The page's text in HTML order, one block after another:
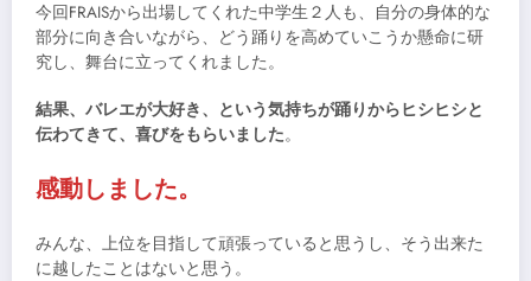
今回FRAISから出場してくれた中学生２人も、自分の身体的な
部分に向き合いながら、どう踊りを高めていこうか懸命に研
究し、舞台に立ってくれました。
結果、バレエが大好き、という気持ちが踊りからヒシヒシと
伝わてきて、喜びをもらいました。
感動しました。
みんな、上位を目指して頑張っていると思うし、そう出来た
に越したことはないと思う。